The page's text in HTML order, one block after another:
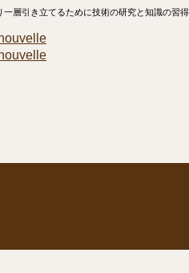
層引き立てるために技術の研究と知識の習得